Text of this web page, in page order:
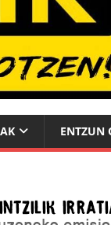
ENTZUN